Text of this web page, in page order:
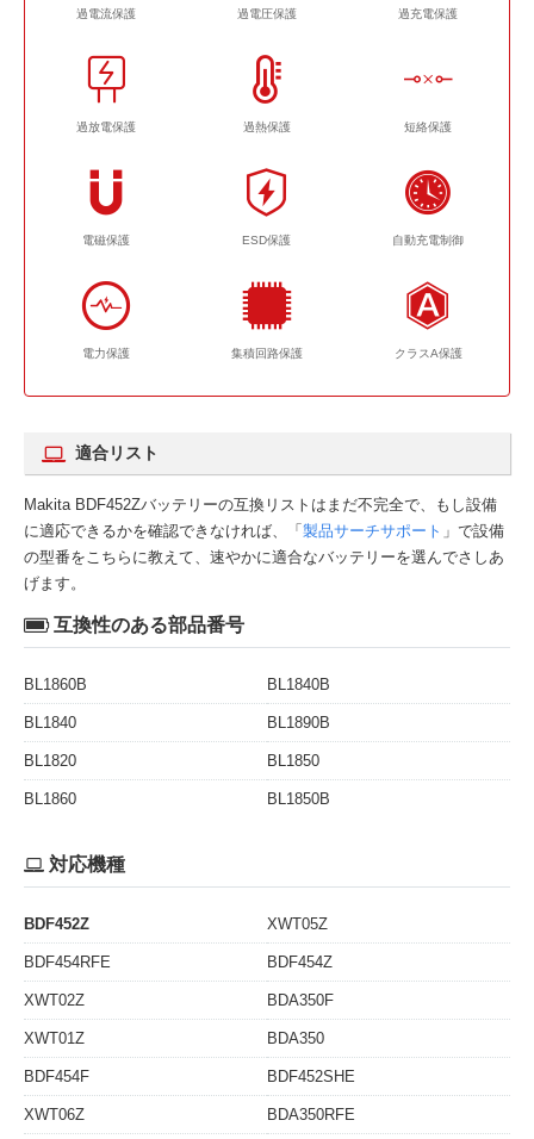
過電流保護 過電圧保護 過充電保護
過放電保護 過熱保護 短絡保護
電磁保護 ESD保護 自動充電制御
電力保護 集積回路保護 クラスA保護
適合リスト
Makita BDF452Zバッテリーの互換リストはまだ不完全で、もし設備
に適応できるかを確認できなければ、「 製品サーチサポート 」で設備
の型番をこちらに教えて、速やかに適合なバッテリーを選んでさしあ
げます。
互換性のある部品番号
BL1860B BL1840B
BL1840 BL1890B
BL1820 BL1850
BL1860 BL1850B
対応機種
BDF452Z XWT05Z
BDF454RFE BDF454Z
XWT02Z BDA350F
XWT01Z BDA350
BDF454F BDF452SHE
XWT06Z BDA350RFE